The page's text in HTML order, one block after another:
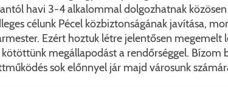
Komplex
Pécel Város
havi 3-4 alkalommal dolgozhatnak közösen
célunk Pécel közbiztonságának javítása,
Ezért hoztuk létre jelentősen megemelt
megállapodást a rendőrséggel. Bízom
sok előnnyel jár majd városunk